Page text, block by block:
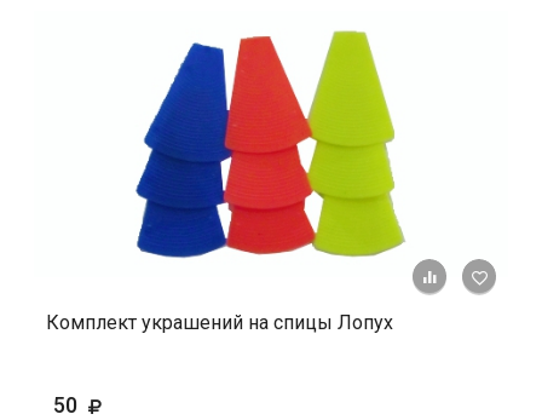
+ К
Комплект украшений на спицы Лопух
50